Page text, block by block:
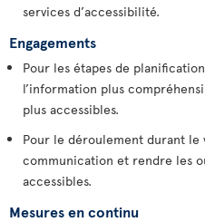
services d’accessibilité.
Engagements
Pour les étapes de
l’information plus
plus accessibles.
Pour le déroulement durant le
communication et rendre les
accessibles.
Mesures en continu